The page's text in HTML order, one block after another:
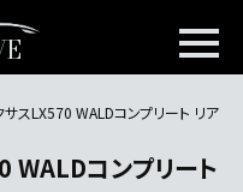
スLX570 WALDコンプリート リアエ
コンプリート